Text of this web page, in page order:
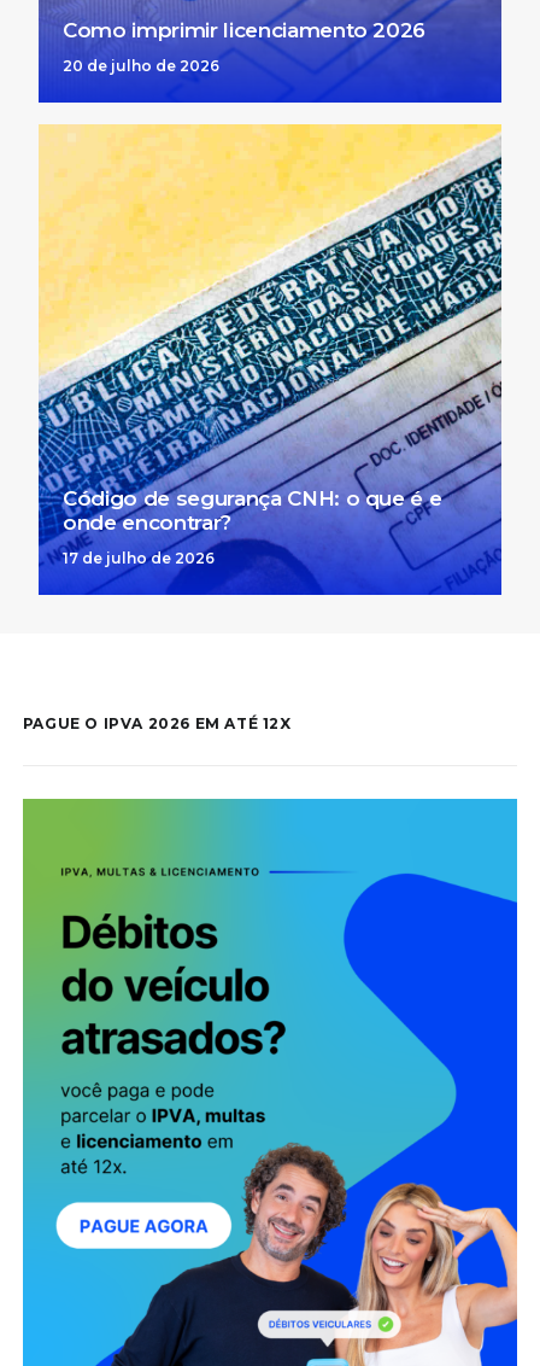
Como imprimir licenciamento 2026
20 de julho de 2026
Código de segurança CNH: o que é e
onde encontrar?
17 de julho de 2026
PAGUE O IPVA 2026 EM ATÉ 12X